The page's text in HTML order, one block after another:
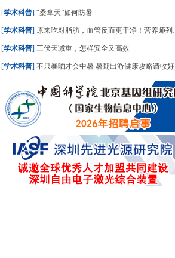
[学术科普] “桑拿天”如何防暑
[学术科普] 原来吃对脂肪，血管反而更干净！营养师列出“好脂肪”清单，建议照着吃
[学术科普] 三伏天减重，怎样安全又高效
[学术科普] 不只暴晒才会中暑 暑期出游健康攻略请收好